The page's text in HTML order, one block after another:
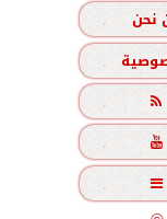
نحن


